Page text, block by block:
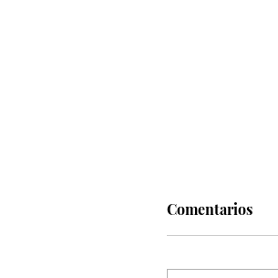
Comentarios